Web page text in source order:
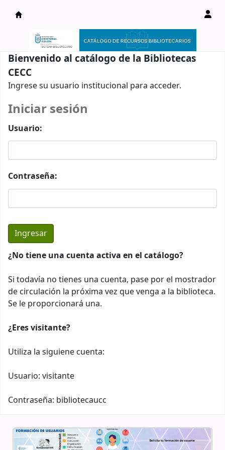
Catálogo en línea
Bienvenido al catálogo de la Bibliotecas
CECC
Ingrese su usuario institucional para acceder.
Iniciar sesión
Usuario:
Contraseña:
¿No tiene una cuenta activa en el catálogo?
Si todavía no tienes una cuenta, pase por el mostrador
de circulación la próxima vez que venga a la biblioteca.
Se le proporcionará una.
¿Eres visitante?
Utiliza la siguiene cuenta:
Usuario: visitante
Contraseña: bibliotecaucc